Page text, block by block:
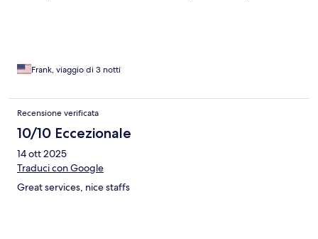
Frank, viaggio di 3 notti
Recensione verificata
10/10 Eccezionale
14 ott 2025
Traduci con Google
Great services, nice staffs